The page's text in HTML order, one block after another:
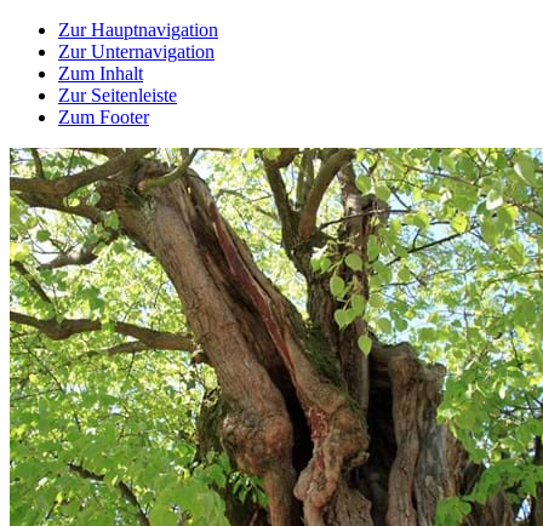
Zur Hauptnavigation
Zur Unternavigation
Zum Inhalt
Zur Seitenleiste
Zum Footer